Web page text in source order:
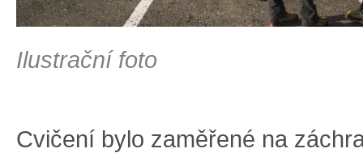
Ilustrační foto
Cvičení bylo zaměřené na